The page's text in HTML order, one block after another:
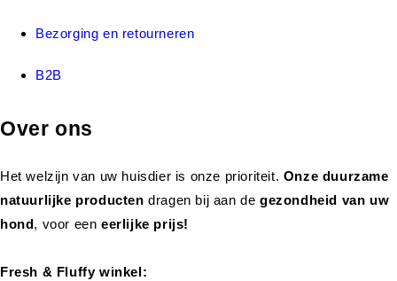
Bezorging en retourneren
B2B
Over ons
Het welzijn van uw huisdier is onze prioriteit. Onze duurzame
natuurlijke productendragen bij aan de gezondheid van uw
hond, voor eeneerlijke prijs!
Fresh & Fluffy winkel: